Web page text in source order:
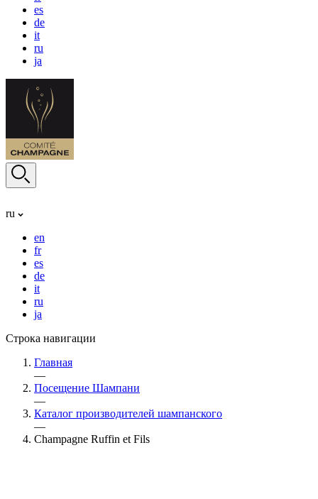
es
de
it
ru
ja
ru
en
fr
es
de
it
ru
ja
Строка навигации
Главная
—
Посещение Шампани
—
Каталог производителей шампанского
—
Champagne Ruffin et Fils